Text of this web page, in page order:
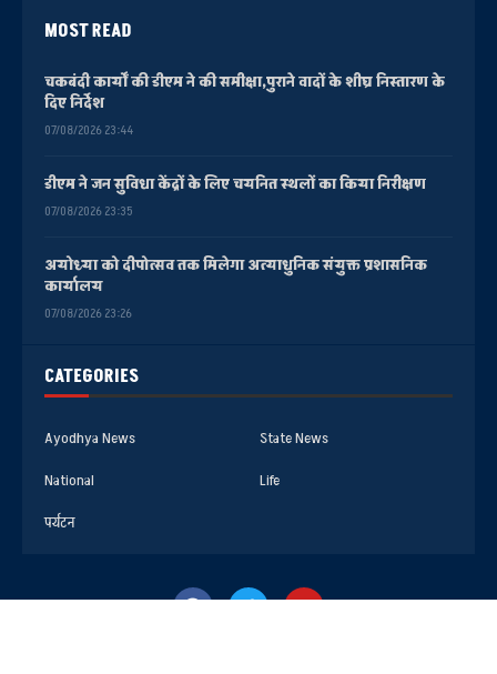
CATEGORIES
Ayodhya News
State News
National
Life
पर्यटन
MOST READ
चकबंदी कार्यों की डीएम ने की समीक्षा,पुराने वादों के शीघ्र निस्तारण के
दिए निर्देश
07/08/2026 23:44
डीएम ने जन सुविधा केंद्रों के लिए चयनित स्थलों का किया निरीक्षण
07/08/2026 23:35
अयोध्या को दीपोत्सव तक मिलेगा अत्याधुनिक संयुक्त प्रशासनिक
कार्यालय
07/08/2026 23:26